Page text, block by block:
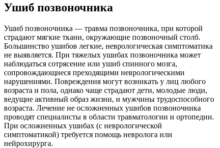
Ушиб позвоночника
Ушиб позвоночника — травма позвоночника, при которой
страдают мягкие ткани, окружающие позвоночный столб.
Большинство ушибов легкие, неврологическая симптоматика
не выявляется. При тяжелых ушибах позвоночника может
наблюдаться сотрясение или ушиб спинного мозга,
сопровождающиеся преходящими неврологическими
нарушениями. Повреждения могут возникать у лиц любого
возраста и пола, однако чаще страдают дети, молодые люди,
ведущие активный образ жизни, и мужчины трудоспособного
возраста. Лечение не осложненных ушибов позвоночника
проводят специалисты в области травматологии и ортопедии.
При осложненных ушибах (с неврологической
симптоматикой) требуется помощь невролога или
нейрохирурга.